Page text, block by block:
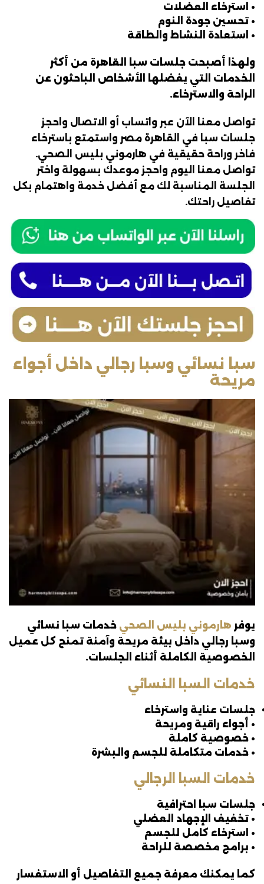
• استرخاء العضلات
• تحسين جودة النوم
• استعادة النشاط والطاقة
ولهذا أصبحت جلسات سبا القاهرة من أكثر
الخدمات التي يفضلها الأشخاص الباحثون عن
الراحة والاسترخاء.
تواصل معنا الآن عبر واتساب أو الاتصال واحجز
جلسات سبا في القاهرة مصر واستمتع باسترخاء
فاخر وراحة حقيقية في هارموني بليس الصحي.
تواصل معنا اليوم واحجز موعدك بسهولة واختر
الجلسة المناسبة لك مع أفضل خدمة واهتمام بكل
تفاصيل راحتك.
سبا نسائي وسبا رجالي داخل أجواء
مريحة
يوفر هارموني بليس الصحي خدمات سبا نسائي
وسبا رجالي داخل بيئة مريحة وآمنة تمنح كل عميل
الخصوصية الكاملة أثناء الجلسات.
خدمات السبا النسائي
جلسات عناية واسترخاء
• أجواء راقية ومريحة
• خصوصية كاملة
• خدمات متكاملة للجسم والبشرة
خدمات السبا الرجالي
جلسات سبا احترافية
• تخفيف الإجهاد العضلي
• استرخاء كامل للجسم
• برامج مخصصة للراحة
كما يمكنك معرفة جميع التفاصيل أو الاستفسار